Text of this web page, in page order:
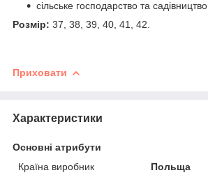
сільське господарство та садівництво.
Розмір: 37, 38, 39, 40, 41, 42.
Приховати
Характеристики
Основні атрибути
Країна виробник
Польща